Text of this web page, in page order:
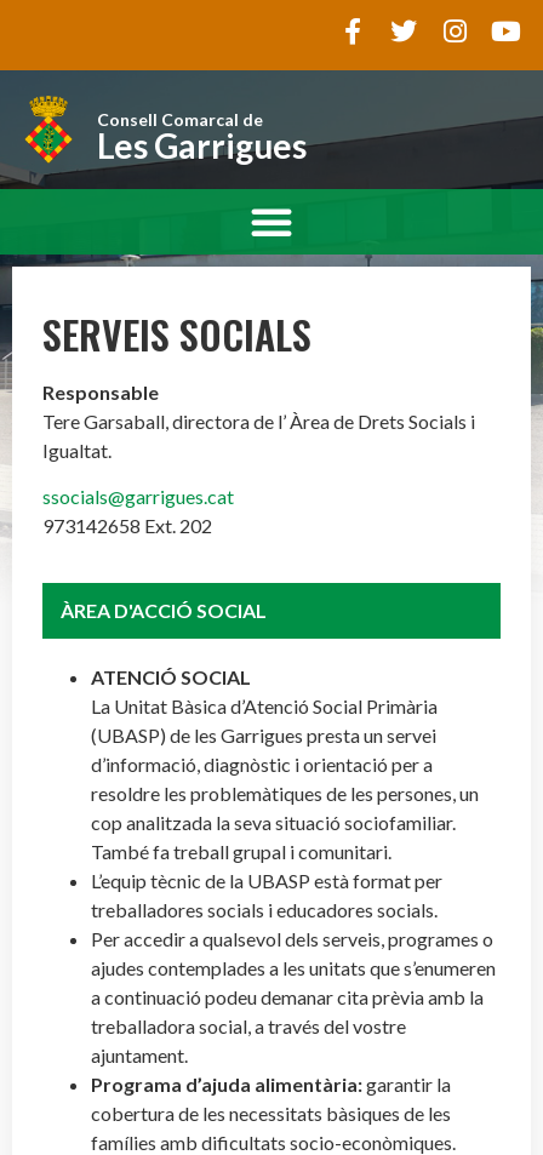
Consell Comarcal de
Les Garrigues
SERVEIS SOCIALS
Responsable
Tere Garsaball, directora de l’ Àrea de Drets Socials i
Igualtat.
ssocials@garrigues.cat
973142658 Ext. 202
ÀREA D'ACCIÓ SOCIAL
ATENCIÓ SOCIAL
La Unitat Bàsica d’Atenció Social Primària
(UBASP) de les Garrigues presta un servei
d’informació, diagnòstic i orientació per a
resoldre les problemàtiques de les persones, un
cop analitzada la seva situació sociofamiliar.
També fa treball grupal i comunitari.
L’equip tècnic de la UBASP està format per
treballadores socials i educadores socials.
Per accedir a qualsevol dels serveis, programes o
ajudes contemplades a les unitats que s’enumeren
a continuació podeu demanar cita prèvia amb la
treballadora social, a través del vostre
ajuntament.
Programa d’ajuda alimentària:garantir la
cobertura de les necessitats bàsiques de les
famílies amb dificultats socio-econòmiques.